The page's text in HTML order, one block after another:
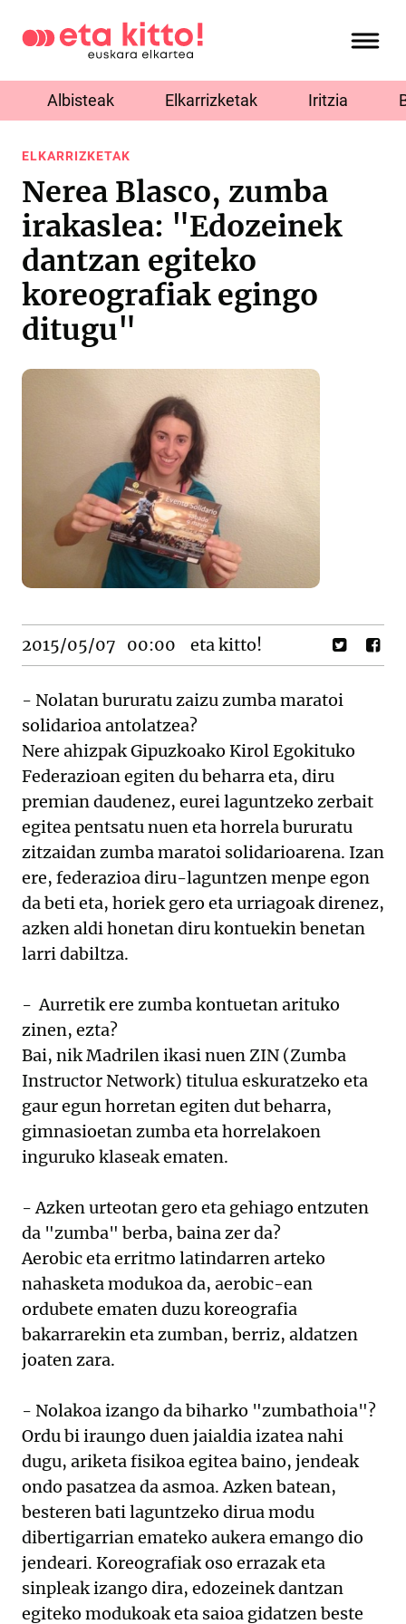
Albisteak Elkarrizketak Iritzia
ELKARRIZKETAK
Nerea Blasco, zumba
irakaslea: "Edozeinek
dantzan egiteko
koreografiak egingo
ditugu"
2015/05/07 00:00 eta kitto!
- Nolatan bururatu zaizu zumba maratoi
solidarioa antolatzea?
Nere ahizpak Gipuzkoako Kirol Egokituko
Federazioan egiten du beharra eta, diru
premian daudenez, eurei laguntzeko zerbait
egitea pentsatu nuen eta horrela bururatu
zitzaidan zumba maratoi solidarioarena. Izan
ere, federazioa diru-laguntzen menpe egon
da beti eta, horiek gero eta urriagoak direnez,
azken aldi honetan diru kontuekin benetan
larri dabiltza.
- Aurretik ere zumba kontuetan arituko
zinen, ezta?
Bai, nik Madrilen ikasi nuen ZIN (Zumba
Instructor Network) titulua eskuratzeko eta
gaur egun horretan egiten dut beharra,
gimnasioetan zumba eta horrelakoen
inguruko klaseak ematen.
- Azken urteotan gero eta gehiago entzuten
da "zumba" berba, baina zer da?
Aerobic eta erritmo latindarren arteko
nahasketa modukoa da, aerobic-ean
ordubete ematen duzu koreografia
bakarrarekin eta zumban, berriz, aldatzen
joaten zara.
- Nolakoa izango da biharko "zumbathoia"?
Ordu bi iraungo duen jaialdia izatea nahi
dugu, ariketa fisikoa egitea baino, jendeak
ondo pasatzea da asmoa. Azken batean,
besteren bati laguntzeko dirua modu
dibertigarrian emateko aukera emango dio
jendeari. Koreografiak oso errazak eta
sinpleak izango dira, edozeinek dantzan
egiteko modukoak eta saioa gidatzen beste